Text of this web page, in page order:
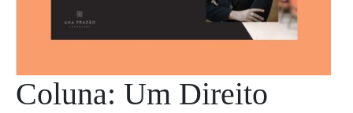
Coluna: Um Direito